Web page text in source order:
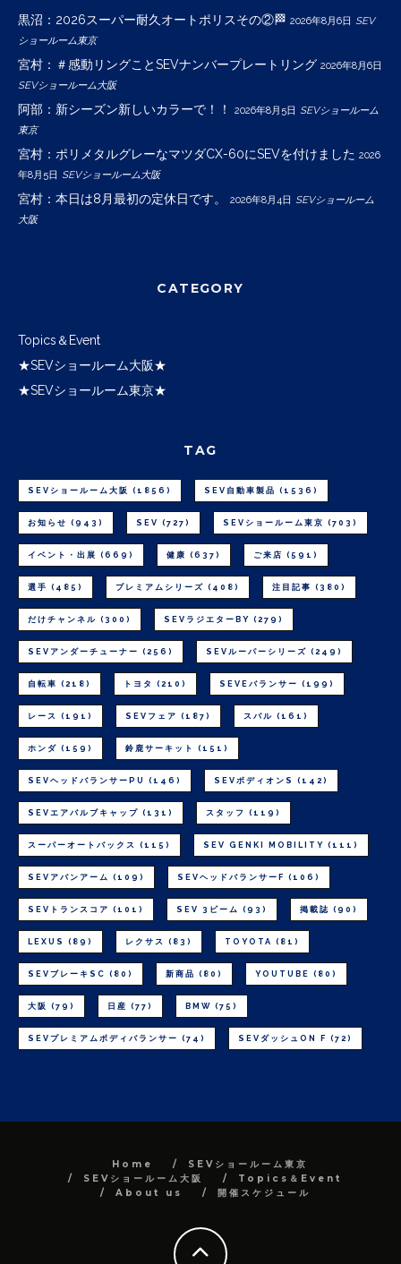
黒沼：2026スーパー耐久オートポリスその②🏁 2026年8月6日 SEV
ショールーム東京
宮村：＃感動リングことSEVナンバープレートリング 2026年8月6日
SEVショールーム大阪
阿部：新シーズン新しいカラーで！！ 2026年8月5日 SEVショールーム
東京
宮村：ポリメタルグレーなマツダCX-60にSEVを付けました 2026
年8月5日 SEVショールーム大阪
宮村：本日は8月最初の定休日です。 2026年8月4日 SEVショールーム
大阪
CATEGORY
Topics＆Event
★SEVショールーム大阪★
★SEVショールーム東京★
TAG
SEVショールーム大阪 (1856) SEV自動車製品 (1536)
お知らせ (943) SEV (727) SEVショールーム東京 (703)
イベント・出展 (669) 健康 (637) ご来店 (591)
選手 (485) プレミアムシリーズ (408) 注目記事 (380)
だけチャンネル (300) SEVラジエターBY (279)
SEVアンダーチューナー (256) SEVルーパーシリーズ (249)
自転車 (218) トヨタ (210) SEVEバランサー (199)
レース (191) SEVフェア (187) スバル (161)
ホンダ (159) 鈴鹿サーキット (151)
SEVヘッドバランサーPU (146) SEVボディオンS (142)
SEVエアバルブキャップ (131) スタッフ (119)
スーパーオートバックス (115) SEV GENKI MOBILITY (111)
SEVアバンアーム (109) SEVヘッドバランサーF (106)
SEVトランスコア (101) SEV 3ビーム (93) 掲載誌 (90)
LEXUS (89) レクサス (83) TOYOTA (81)
SEVブレーキSC (80) 新商品 (80) YOUTUBE (80)
大阪 (79) 日産 (77) BMW (75)
SEVプレミアムボディバランサー (74) SEVダッシュON F (72)
Home
SEVショールーム東京
SEVショールーム大阪
Topics＆Event
About us
開催スケジュール